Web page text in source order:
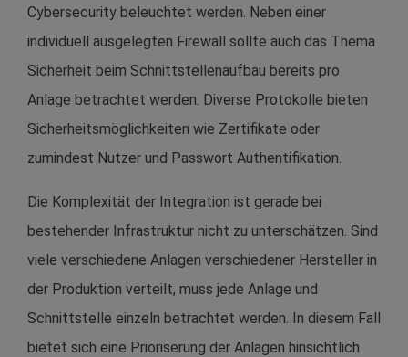
Cybersecurity beleuchtet werden. Neben einer
individuell ausgelegten Firewall sollte auch das Thema
Sicherheit beim Schnittstellenaufbau bereits pro
Anlage betrachtet werden. Diverse Protokolle bieten
Sicherheitsmöglichkeiten wie Zertifikate oder
zumindest Nutzer und Passwort Authentifikation.
Die Komplexität der Integration ist gerade bei
bestehender Infrastruktur nicht zu unterschätzen. Sind
viele verschiedene Anlagen verschiedener Hersteller in
der Produktion verteilt, muss jede Anlage und
Schnittstelle einzeln betrachtet werden. In diesem Fall
bietet sich eine Prioriserung der Anlagen hinsichtlich